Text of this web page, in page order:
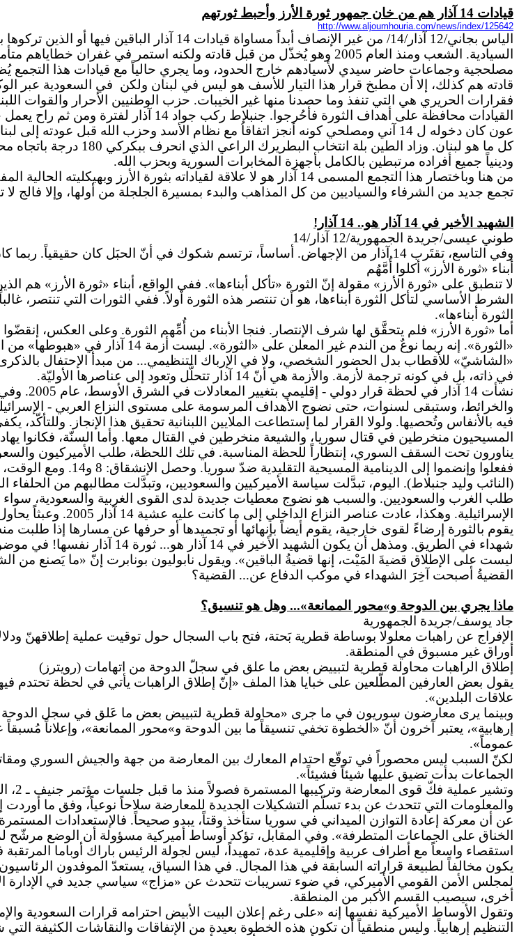
قيادات 14 آذار هم من خان جمهور ثورة الأرز وأحبط ثورتهم
http://www.aljoumhouria.com/news/index/125642
الياس بجاني/12 آذار/14/ من غير الإنصاف أبداً
السيادية. الشعب ومنذ العام 2005 وهو يُخذّل من قبل قادته ولكنه استمر في غفران خطاياهم متأملاً الخير منهم إلا أن ظنه خاب
مصلحجية وجماعات حاضر سيدي لأسيادهم خارج الحدود، وما يجري حالياً مع قيادات هذا
قادته هم كذلك، إلا أن مطبخ قرار هذا التيار للأسف هو ليس في لبنان ولكن في السعودية عبر
القيادات محافظة على أهداف الثورة
عون كان دخوله ل 14 آني ومصلحي كونه أنجز اتفاقاُ مع نظام الأسد وحزب الله
كل ما هو لبنان. وزاد
ودينياً جميع أفراده مرتبطين بالكامل بأجهزة المخابرات السورية وبحزب الله.
من هنا وباختصار هذا التجمع المسمى 14 آذار هو لا علاقة لقياداته
تجمع جديد من الشرفاء والسياديين من كل المذاهب والبدء بمسيرة الجلجلة من أولها، وإلا فالج لا
الشهيد الأخير في 14 آذار هو.. 14 آذار!
طوني عيسى/جريدة الجمهورية/12 آذار/14
وفي التاسع، تقتَرب 14 آذار من الإجهاض. أساساً، ترتسم شكوك في أنّ الحبَل كان حقيقياً. ربما كان وَرَماً فقط، وأسوأ ما فيه أنه... خبيث!
أبناء «ثورة الأرز» أكلوا أُمَّهُم
لا تنطبق على «ثورة الأرز» مقولة إنّ الثورة «تأكل أبناءها». ففي الواقع، أبناء «ثورة الأرز» هم
الشرط الأساسي لتأكل الثورة أبناءها، هو أن تنتصر هذه الثورة أولاً. ففي الثورات التي تنتصر،
الثورة أبناءها».
أما «ثورة الأرز» فلم يتحقَّق لها شرف الإنتصار. فنجا الأبناء من أُمِّهم الثورة. وعلى العكس،
«الشاشيّ» للأقطاب بدل الحضور الشخصي، ولا في الإرباك التنظيمي... من مبدأ الإحتفال
في ذاته، بل في كونه ترجمة لأزمة. والأزمة هي أنّ 14 آذار تتحلَّل وتعود إلى عناصرها الأوليّة.
نشأت 14
والخرائط، وستبقى لسنوات، حتى نضوج الأهداف المرسومة على مستوى النزاع العربي -
المسيحيون منخرطين في قتال سوريا، والشيعة منخرطين في القتال معها. وأما السنّة، فكانوا
يناورون تحت السقف السوري، إنتظاراً للحظة المناسبة. في تلك اللحظة، طلب الأميركيون
(النائب وليد جنبلاط). اليوم، تبدَّلت سياسة الأميركيين والسعوديين، وتبدَّلت مطالبهم من
طلب الغرب والسعوديين. والسبب هو نضوج معطيات جديدة لدى القوى الغربية والسعودية،
الإسرائيلية. وهكذا،
شهداء في الطريق. ومذهل أن يكون
القضيةُ أصبحت آخِرَ الشهداء في موكب الدفاع عن... القضية؟
ماذا يجري بين الدوحة و»محور الممانعة»... وهل هو تنسيق؟
جاد يوسف/جريدة الجمهورية
الإفراج عن راهبات معلولا بوساطة قطرية بَحتة، فتح باب السجال حول توقيت عملية إطلاقهنّ
أوراق غير مسبوق في المنطقة.
إطلاق الراهبات محاولة قطرية لتبييض بعض ما علق في سجلّ الدوحة من اتهامات (رويترز)
يقول بعض العارفين المطّلعين على خبايا هذا الملف «إنّ إطلاق الراهبات يأتي في لحظة تحتدم
علاقات البلدين».
وبينما يرى معارضون سوريون في ما جرى «محاولة قطرية لتبييض بعض ما عَلق في سجل الدوحة من
إرهابية»، يعتبر آخرون أنّ «الخطوة تخفي تنسيقاً ما بين الدوحة و»محور الممانعة»، وإعلاناً
عموماً».
لكنّ السبب ليس محصوراً في توقّع احتدام المعارك بين المعارضة من جهة والجيش السوري
الجماعات بدأت تضيق عليها شيئاً فشيئاً».
والمعلومات التي تتحدث عن بدء تسلّم التشكيلات الجديدة للمعارضة سلاحاً نوعياً، وفق ما
عن أن معركة إعادة التوازن الميداني في سوريا ستأخذ وقتاً، يبدو صحيحاً. فالإستعدادات
الخناق على الجماعات المتطرفة». وفي المقابل، تؤكد أوساط أميركية مسؤولة أن الوضع مرشّح
استقصاء واسعاً مع أطراف عربية وإقليمية عدة، تمهيداً، ليس لجولة الرئيس باراك أوباما
يكون مخالفاً لطبيعة قراراته السابقة في هذا المجال. في هذا السياق، يستعدّ الموفدون
لمجلس الأمن القومي الأميركي، في ضوء تسريبات تتحدث عن «مزاج» سياسي جديد في الإدارة
أخرى، سيصيب القسم الأكبر من المنطقة.
وتقول الأوساط الأميركية نفسها إنه «على رغم إعلان البيت الأبيض احترامه قرارات السعودية
التنظيم إرهابياً. وليس منطقياً أن تكون هذه الخطوة بعيدة من الإتفاقات والنقاشات الكثيفة